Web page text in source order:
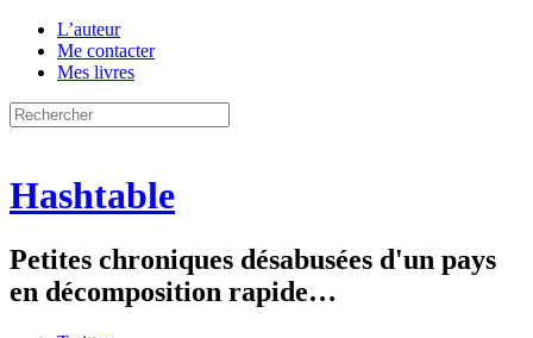
L’auteur
Me contacter
Mes livres
Hashtable
Petites chroniques désabusées d'un pays
en décomposition rapide…